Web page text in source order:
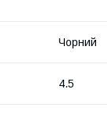
Чорний
4.5